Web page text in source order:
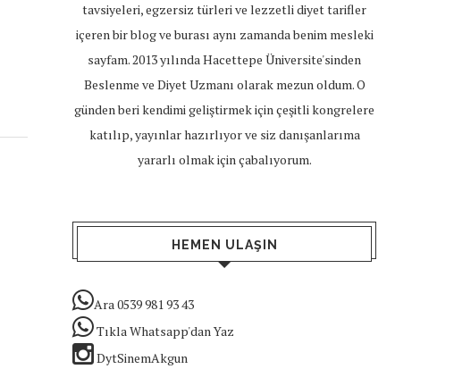
tavsiyeleri, egzersiz türleri ve lezzetli diyet tarifler
içeren bir blog ve burası aynı zamanda benim mesleki
sayfam. 2013 yılında Hacettepe Üniversite'sinden
Beslenme ve Diyet Uzmanı olarak mezun oldum. O
günden beri kendimi geliştirmek için çeşitli kongrelere
katılıp, yayınlar hazırlıyor ve siz danışanlarıma
yararlı olmak için çabalıyorum.
HEMEN ULAŞIN
Ara 0539 981 93 43
Tıkla Whatsapp'dan Yaz
DytSinemAkgun